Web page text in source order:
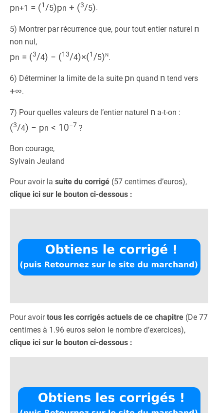
pn+1 = (1 /5)pn + (3/5).
5) Montrer par récurrence que, pour tout entier naturel n
non nul,
pn = (3/4) − (13/4)×(1/5)n.
6) Déterminer la limite de la suite pn quand n tend vers
+∞.
7) Pour quelles valeurs de l’entier naturel n a-t-on :
(3/4) − pn < 10−7 ?
Bon courage,
Sylvain Jeuland
Pour avoir la suite du corrigé (57 centimes d’euros),
clique ici sur le bouton ci-dessous :
Pour avoirtous les corrigés actuels de ce chapitre (De 77
centimes à 1.96 euros selon le nombre d’exercices),
clique ici sur le bouton ci-dessous :